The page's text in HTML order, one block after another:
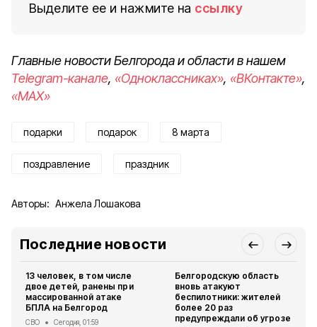
Выделите ее и нажмите на ссылку
Главные новости Белгорода и области в нашем
Telegram-канале, «Одноклассниках», «ВКонтакте»,
«MAX»
подарки подарок 8 марта
поздравление праздник
Авторы: Анжела Лошакова
Последние новости
13 человек, в том числе
двое детей, ранены при
массированной атаке
БПЛА на Белгород
СВО Сегодня, 01:59
Белгородскую область
вновь атакуют
беспилотники: жителей
более 20 раз
предупреждали об угрозе